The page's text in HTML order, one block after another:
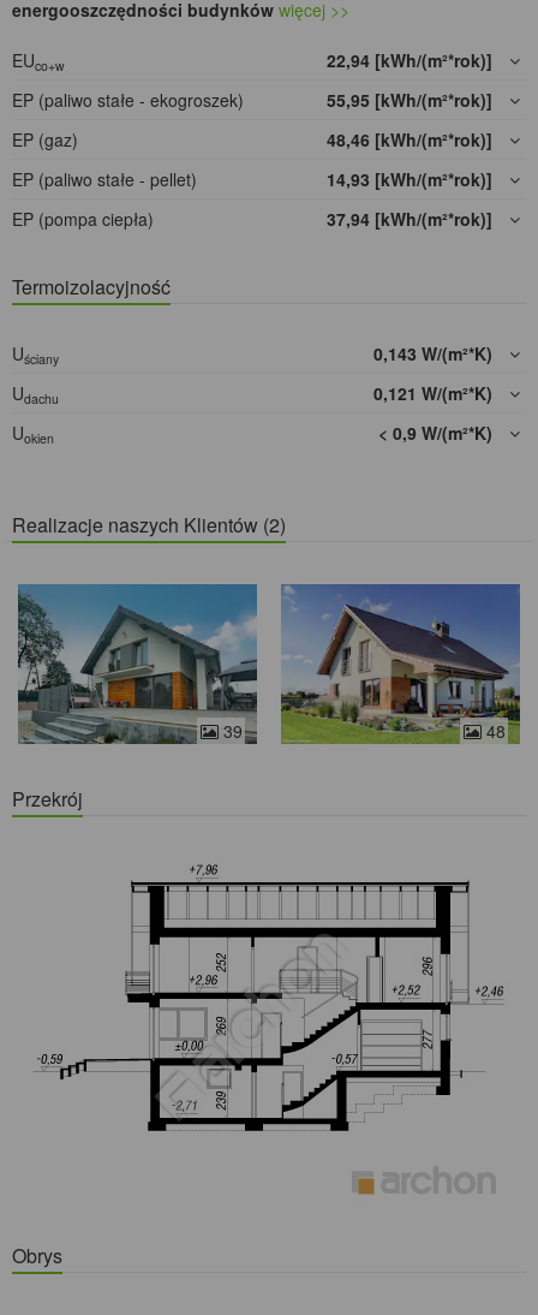
energooszczędności budynków więcej >>
EUco+w
22,94 [kWh/(m²*rok)]
EP (paliwo stałe - ekogroszek)
55,95 [kWh/(m²*rok)]
EP (gaz)
48,46 [kWh/(m²*rok)]
EP (paliwo stałe - pellet)
14,93 [kWh/(m²*rok)]
EP (pompa ciepła)
37,94 [kWh/(m²*rok)]
Termoizolacyjność
Uściany
0,143 W/(m²*K)
Udachu
0,121 W/(m²*K)
Uokien < 0,9 W/(m²*K)
Realizacje naszych Klientów (2)
39 48
Przekrój
Obrys